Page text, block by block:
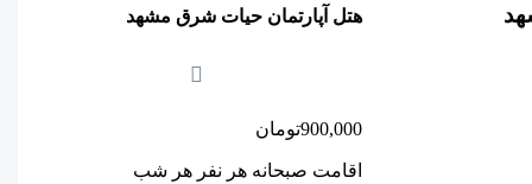
هتل آپارتمان حیات شرق مشهد
900,000تومان
اقامت صبحانه هر نفر هر شب